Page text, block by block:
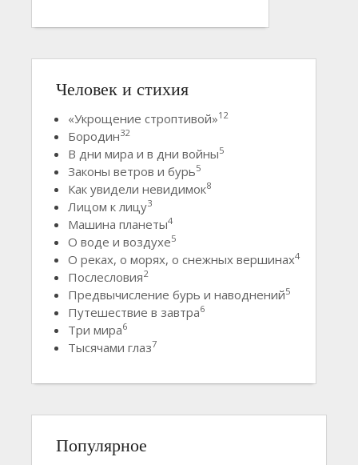
Человек и стихия
«Укрощение строптивой»12
Бородин32
В дни мира и в дни войны5
Законы ветров и бурь5
Как увидели невидимок8
Лицом к лицу3
Машина планеты4
О воде и воздухе5
О реках, о морях, о снежных вершинах4
Послесловия2
Предвычисление бурь и наводнений5
Путешествие в завтра6
Три мира6
Тысячами глаз7
Популярное